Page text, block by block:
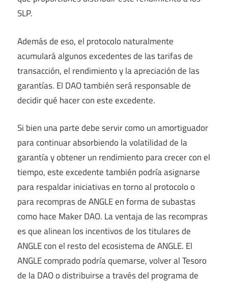
SLP.
Además de eso, el protocolo naturalmente
acumulará algunos excedentes de las tarifas de
transacción, el rendimiento y la apreciación de las
garantías. El DAO también será responsable de
decidir qué hacer con este excedente.
Si bien una parte debe servir como un amortiguador
para continuar absorbiendo la volatilidad de la
garantía y obtener un rendimiento para crecer con el
tiempo, este excedente también podría asignarse
para respaldar iniciativas en torno al protocolo o
para recompras de ANGLE en forma de subastas
como hace Maker DAO. La ventaja de las recompras
es que alinean los incentivos de los titulares de
ANGLE con el resto del ecosistema de ANGLE. El
ANGLE comprado podría quemarse, volver al Tesoro
de la DAO o distribuirse a través del programa de